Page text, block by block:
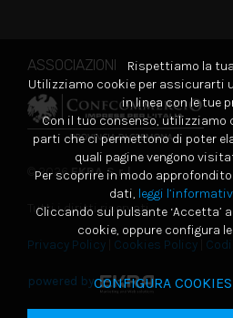
ASSOCIAZIONI
© 2026EKRA S.r.l.
Tutti i diritti riservati
Privacy Policy Cookies Policy
powered by
Rispettiamo la
Utilizziamo cookie per assicurarti
in linea con le tue
Con il tuo consenso, utilizziamo
parti che ci permettono di poter
quali pagine vengono
Per scoprire in modo
dati, leggi
Cliccando sul pulsante ‘Accetta’
cookie, oppure configura
CONFIGURA COOKIES